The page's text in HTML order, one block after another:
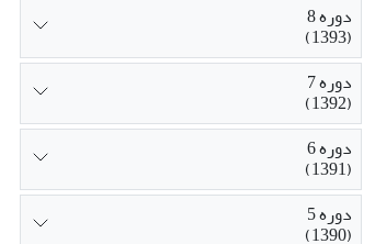
دوره 8
(1393)
دوره 7
(1392)
دوره 6
(1391)
دوره 5
(1390)